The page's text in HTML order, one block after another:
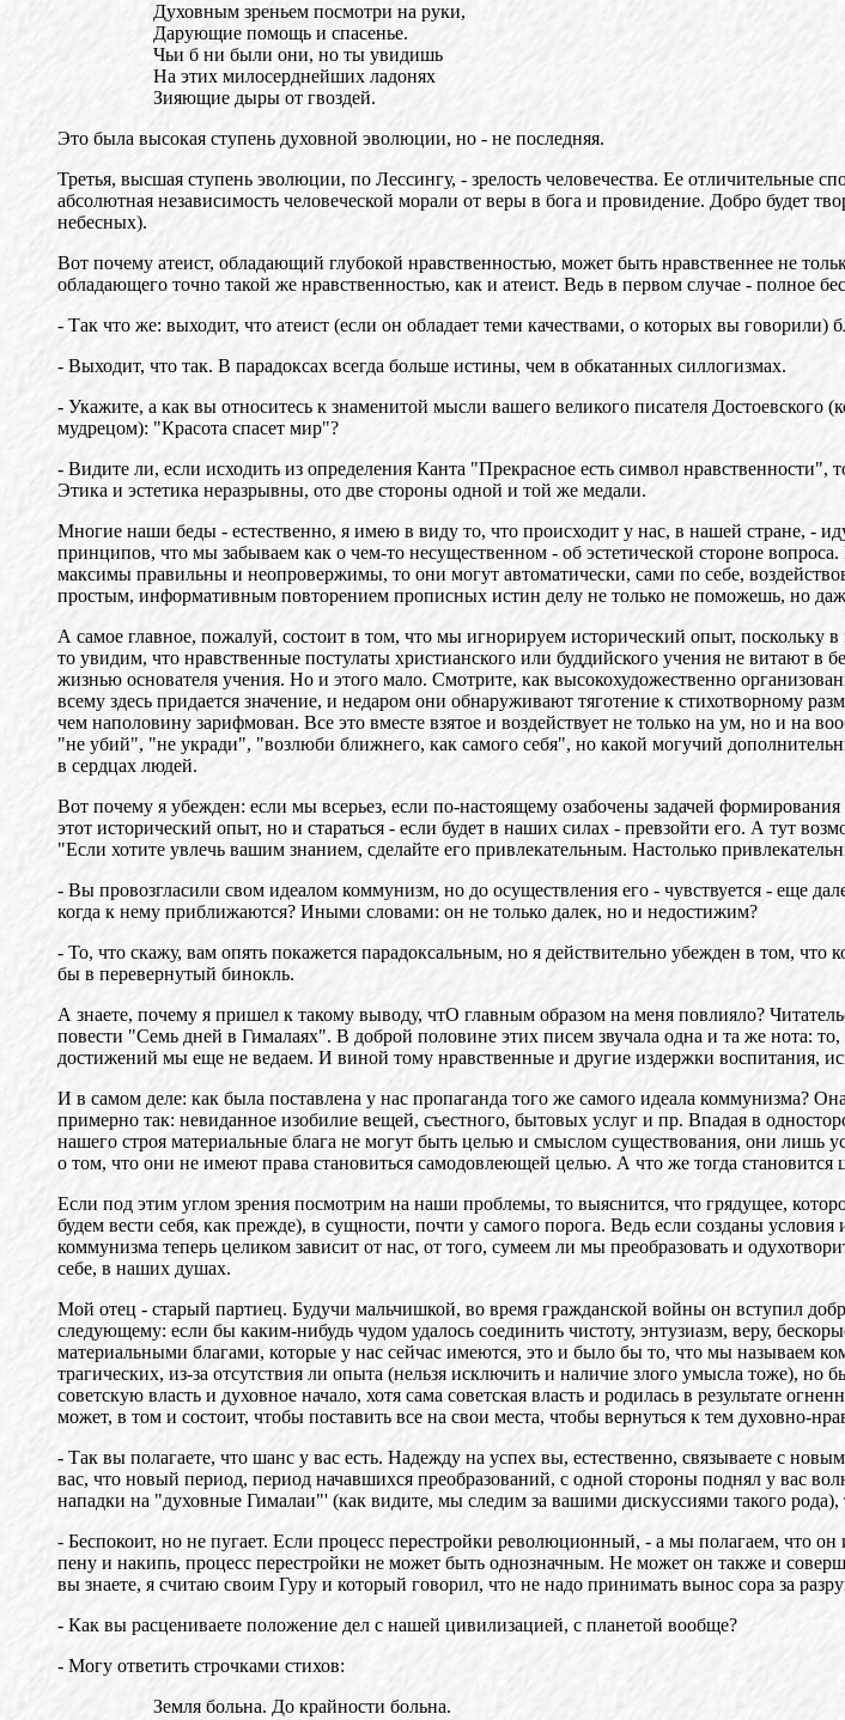
Духовным зреньем посмотри на руки,
Дарующие помощь и спасенье.
Чьи б ни были они, но ты увидишь
На этих милосерднейших ладонях
Зияющие дыры от гвоздей.
Это была высокая ступень духовной эволюции, но - не последняя.
Третья, высшая ступень эволюции, по Лессингу, - зрелость человечества. Ее отличительные
абсолютная независимость человеческой морали от веры в бога и провидение. Добро будет
небесных).
Вот почему атеист, обладающий глубокой нравственностью, может быть нравственнее не
обладающего точно такой же нравственностью, как и атеист. Ведь в первом случае - полное
- Так что же: выходит, что атеист (если он обладает теми качествами, о которых вы
- Выходит, что так. В парадоксах всегда больше истины, чем в обкатанных силлогизмах.
- Укажите, а как вы относитесь к знаменитой мысли вашего великого писателя
мудрецом): "Красота спасет мир"?
- Видите ли, если исходить из определения Канта "Прекрасное есть символ
Этика и эстетика неразрывны, ото две стороны одной и той же медали.
Многие наши беды - естественно, я имею в виду то, что происходит у нас, в нашей стране, -
принципов, что мы забываем как о чем-то несущественном - об эстетической стороне
максимы правильны и неопровержимы, то они могут автоматически, сами по себе,
простым, информативным повторением прописных истин делу не только не поможешь, но
А самое главное, пожалуй, состоит в том, что мы игнорируем исторический опыт,
то увидим, что нравственные постулаты христианского или буддийского учения не витают
жизнью основателя учения. Но и этого мало. Смотрите, как высокохудожественно
всему здесь придается значение, и недаром они обнаруживают тяготение к стихотворному
чем наполовину зарифмован. Все это вместе взятое и воздействует не только на ум, но и на
"не убий", "не укради", "возлюби ближнего, как самого себя", но какой могучий
в сердцах людей.
Вот почему я убежден: если мы всерьез, если по-настоящему озабочены задачей
этот исторический опыт, но и стараться - если будет в наших силах - превзойти его. А тут
"Если хотите увлечь вашим знанием, сделайте его привлекательным. Настолько
- Вы провозгласили свом идеалом коммунизм, но до осуществления его - чувствуется - еще
когда к нему приближаются? Иными словами: он не только далек, но и недостижим?
- То, что скажу, вам опять покажется парадоксальным, но я действительно убежден в том,
бы в перевернутый бинокль.
А знаете, почему я пришел к такому выводу, чтО главным образом на меня повлияло?
повести "Семь дней в Гималаях". В доброй половине этих писем звучала одна и та же нота:
достижений мы еще не ведаем. И виной тому нравственные и другие издержки воспитания,
И в самом деле: как была поставлена у нас пропаганда того же самого идеала коммунизма?
примерно так: невиданное изобилие вещей, съестного, бытовых услуг и пр. Впадая в
нашего строя материальные блага не могут быть целью и смыслом существования, они лишь
о том, что они не имеют права становиться самодовлеющей целью. А что же тогда
Если под этим углом зрения посмотрим на наши проблемы, то выяснится, что грядущее,
будем вести себя, как прежде), в сущности, почти у самого порога. Ведь если созданы
коммунизма теперь целиком зависит от нас, от того, сумеем ли мы преобразовать и
себе, в наших душах.
Мой отец - старый партиец. Будучи мальчишкой, во время гражданской войны он вступил
следующему: если бы каким-нибудь чудом удалось соединить чистоту, энтузиазм, веру,
материальными благами, которые у нас сейчас имеются, это и было бы то, что мы называем
трагических, из-за отсутствия ли опыта (нельзя исключить и наличие злого умысла тоже),
советскую власть и духовное начало, хотя сама советская власть и родилась в результате
может, в том и состоит, чтобы поставить все на свои места, чтобы вернуться к тем духовно-
- Так вы полагаете, что шанс у вас есть. Надежду на успех вы, естественно, связываете с
вас, что новый период, период начавшихся преобразований, с одной стороны поднял у вас
нападки на "духовные Гималаи"' (как видите, мы следим за вашими дискуссиями такого рода),
- Беспокоит, но не пугает. Если процесс перестройки революционный, - а мы полагаем, что
пену и накипь, процесс перестройки не может быть однозначным. Не может он также и
вы знаете, я считаю своим Гуру и который говорил, что не надо принимать вынос сора за
- Как вы расцениваете положение дел с нашей цивилизацией, с планетой вообще?
- Могу ответить строчками стихов:
Земля больна. До крайности больна.